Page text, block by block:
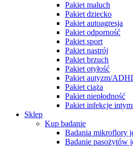
Pakiet maluch
Pakiet dziecko
Pakiet autoagresja
Pakiet odporność
Pakiet sport
Pakiet nastrój
Pakiet brzuch
Pakiet otyłość
Pakiet autyzm/
Pakiet ciąża
Pakiet niepłodność
Pakiet infekcje
Sklep
Kup badanie
Badania mikroflory
Badanie pasożytów